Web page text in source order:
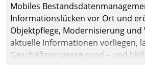
Mobiles
Informationslücken vor Ort und
Objektpflege, Modernisierung
aktuelle Informationen vorliegen,
Geschäftsprozesse rund – und